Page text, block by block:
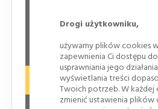
Drogi użytkowniku,
używamy plików cookies
zapewnienia Ci dostępu
usprawniania jego
wyświetlania treści
Twoich potrzeb. W każdej
zmienić ustawienia plików
znaków większych pogorszy
rejonie przejść dla pieszych)
Na wąskich uliczkach
Znaki MAŁE